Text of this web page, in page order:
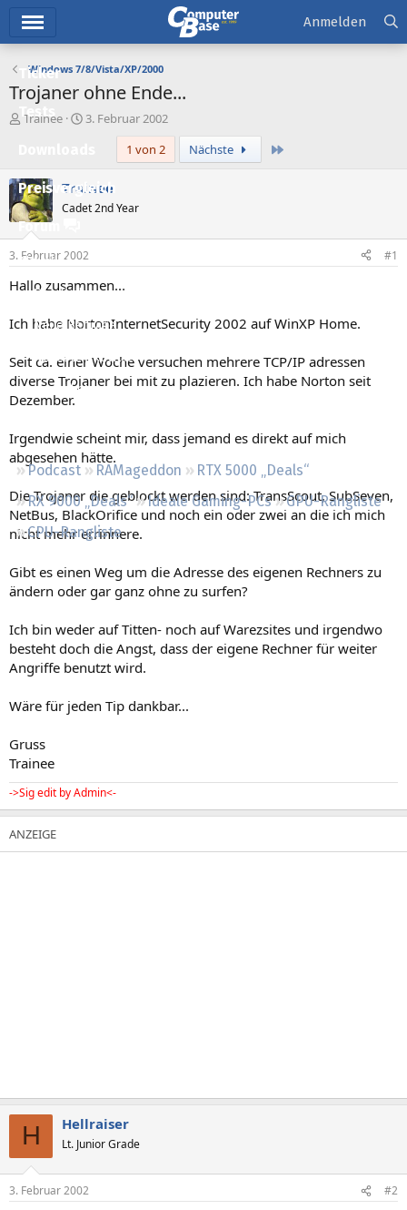
Ticker
Tests
Preisvergleich
Forum
Aktuelles
Empfohlene Inhalte
Neue Beiträge
Neueste Aktivitäten
Leserartikel
Podcast RAMageddon
RTX 5000 „Deals“
RX 9000 „Deals“
Ideale Gaming-PCs
GPU-Rangliste
CPU-Rangliste
Anmelden
Windows 7/8/Vista/XP/2000
Trojaner ohne Ende...
E
e
l
l
e
r
Trainee
E
e
l
a
m
3. Februar 2002
1 von 2
Nächste
Trainee
Cadet 2nd Year
3. Februar 2002 #1
Hallo zusammen...
Ich habe NortonInternetSecurity 2002 auf WinXP Home.
Seit ca. einer Woche versuchen mehrere TCP/IP adressen
diverse Trojaner bei mit zu plazieren. Ich habe Norton seit
Dezember.
Irgendwie scheint mir, dass jemand es direkt auf mich
abgesehen hätte.
Die Trojaner die geblockt werden sind: TransScout, SubSeven,
NetBus, BlackOrifice und noch ein oder zwei an die ich mich
nicht mehr errinnere.
Gibt es einen Weg um die Adresse des eigenen Rechners zu
ändern oder gar ganz ohne zu surfen?
Ich bin weder auf Titten- noch auf Warezsites und irgendwo
besteht doch die Angst, dass der eigene Rechner für weiter
Angriffe benutzt wird.
Wäre für jeden Tip dankbar...
Gruss
Trainee
->Sig edit by Admin<-
H Hellraiser
Lt. Junior Grade
3. Februar 2002 #2